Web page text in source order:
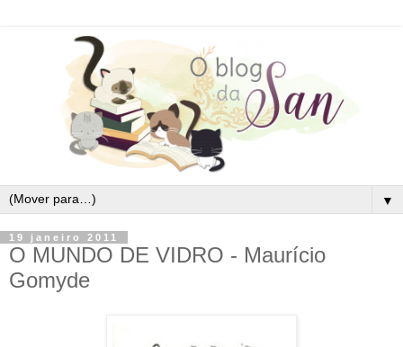
▼
19 janeiro 2011
O MUNDO DE VIDRO - Maurício
Gomyde